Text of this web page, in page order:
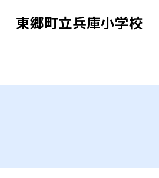
東郷町立兵庫小学校